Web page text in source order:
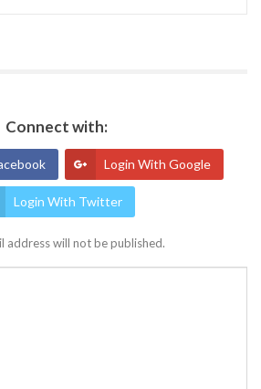
Connect with:
Login With Google
Login With Twitter
address will not be published.